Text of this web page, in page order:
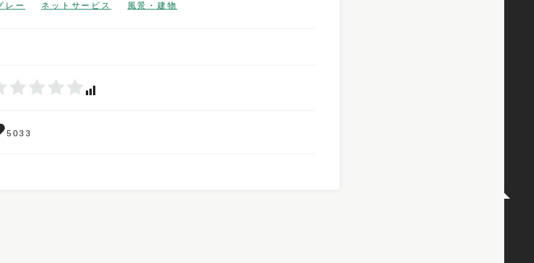
レー ネットサービス 風景・建物
5033